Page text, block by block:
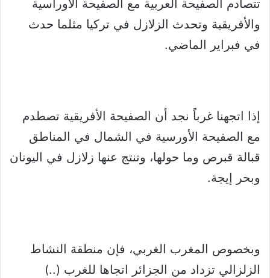
تتصادم الصفيحة العربية مع الصفيحة الأوراسية
والأفريقية وتحدث الزلازل في تركيا مثلما حدث
في فبراير الماضي.
إذا اتجهنا غرباً نجد أن الصفيحة الأفريقية تصطدم
مع الصفيحة الأورسية في الشمال في المناطق
قبالة قبرص وما حولها، وتنتج عنها زلازل في اليونان
وبحر إيجة.
وبخصوص المغرب الغربي، فإن منطقة النشاط
الزلزالي تزداد من الجزائر اتجاها للغرب (..)